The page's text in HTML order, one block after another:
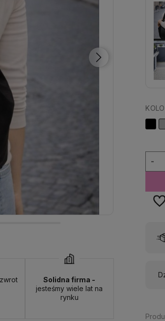
Solidna firma -
jesteśmy wiele lat na
rynku
-